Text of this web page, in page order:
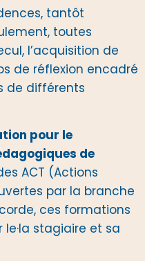
tantôt
toutes
l’acquisition de
de réflexion encadré
de différents
pour le
de
ACT (Actions
par la branche
ces formations
stagiaire et sa